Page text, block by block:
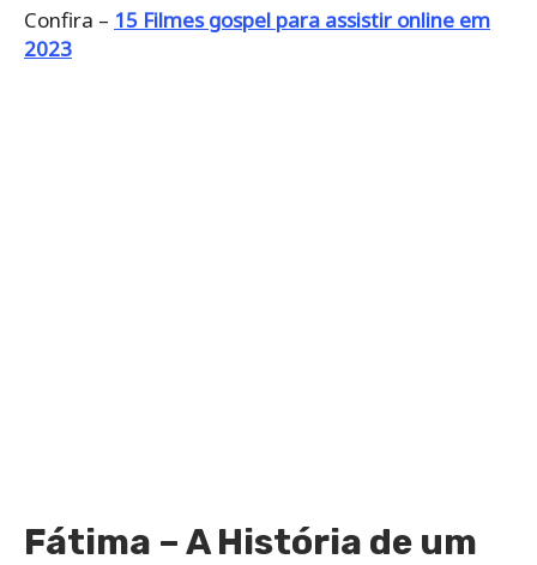
Confira – 15 Filmes gospel para assistir online em
2023
Fátima – A História de um